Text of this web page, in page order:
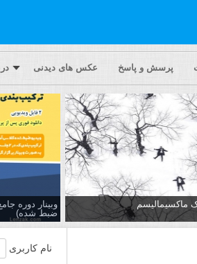
پرسش و پاسخ عکس های دیدنی
وبینار دوره
ضبط شده)
نام کاربری